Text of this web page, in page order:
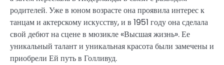
родителей. Уже в юном возрасте она проявила интерес к
танцам и актерскому искусству, и в 1951 году она сделала
свой дебют на сцене в мюзикле «Высшая жизнь». Ее
уникальный талант и уникальная красота были замечены и
приобрели Ей путь в Голливуд.